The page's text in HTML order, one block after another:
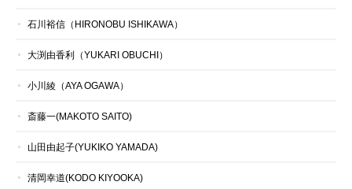
石川裕信（HIRONOBU ISHIKAWA）
大渕由香利（YUKARI OBUCHI）
小川綾（AYA OGAWA）
斎藤一(MAKOTO SAITO)
山田由起子(YUKIKO YAMADA)
清岡幸道(KODO KIYOOKA)